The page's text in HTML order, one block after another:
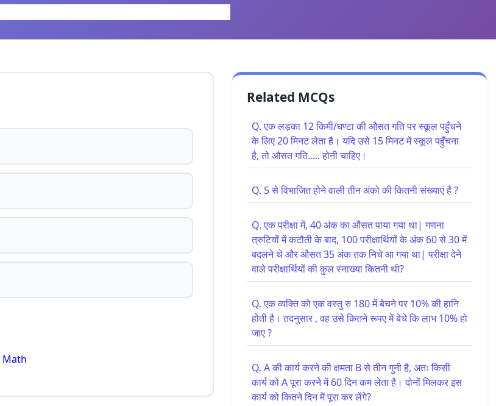
Math
Related MCQs
Q. एक लड़का 12 किमी/घण्टा की औसत गति पर स्कूल पहुँचने
के लिए 20 मिनट लेता है। यदि उसे 15 मिनट में स्कूल पहुँचना
है, तो औसत गति..... होनी चाहिए।
Q. 5 से विभाजित होने वाली तीन अंको की कितनी संख्याएं है ?
Q. एक परीक्षा में, 40 अंक का औसत पाया गया था| गणना
त्रुटियों में कटौती के बाद, 100 परीक्षार्थियों के अंक 60 से 30 में
बदलने थे और औसत 35 अंक तक निचे आ गया था| परीक्षा देने
वाले परीक्षार्थियों की कुल स्नाख्या कितनी थी?
Q. एक व्यक्ति को एक वस्तु रु 180 में बेचने पर 10% की हानि
होती है। तदनुसार , वह उसे कितने रूपए में बेचे कि लाभ 10% हो
जाए ?
Q. A की कार्य करने की क्षमता B से तीन गुनी है, अतः किसी
कार्य को A पूरा करने में 60 दिन कम लेता है। दोनों मिलकर इस
कार्य को कितने दिन में पूरा कर लेंगे?